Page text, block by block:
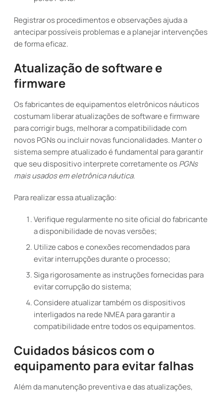
Registrar os procedimentos e observações ajuda a
antecipar possíveis problemas e a planejar intervenções
de forma eficaz.
Atualização de software e
firmware
Os fabricantes de equipamentos eletrônicos náuticos
costumam liberar atualizações de software e firmware
para corrigir bugs, melhorar a compatibilidade com
novos PGNs ou incluir novas funcionalidades. Manter o
sistema sempre atualizado é fundamental para garantir
que seu dispositivo interprete corretamente osPGNs
mais usados em eletrônica náutica.
Para realizar essa atualização:
Verifique regularmente no site oficial do fabricante
a disponibilidade de novas versões;
Utilize cabos e conexões recomendados para
evitar interrupções durante o processo;
Siga rigorosamente as instruções fornecidas para
evitar corrupção do sistema;
Considere atualizar também os dispositivos
interligados na rede NMEA para garantir a
compatibilidade entre todos os equipamentos.
Cuidados básicos com o
equipamento para evitar falhas
Além da manutenção preventiva e das atualizações,